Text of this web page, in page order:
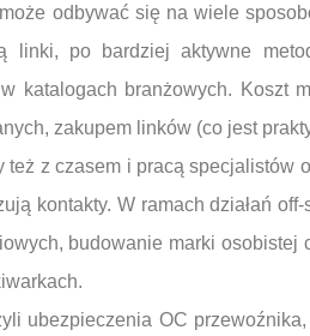
odbywać się na wiele
linki, po bardziej aktywne
katalogach branżowych. Koszt
zakupem linków (co jest
też z czasem i pracą specjalistów
kontakty. W ramach działań
budowanie marki osobistej
ubezpieczenia OC